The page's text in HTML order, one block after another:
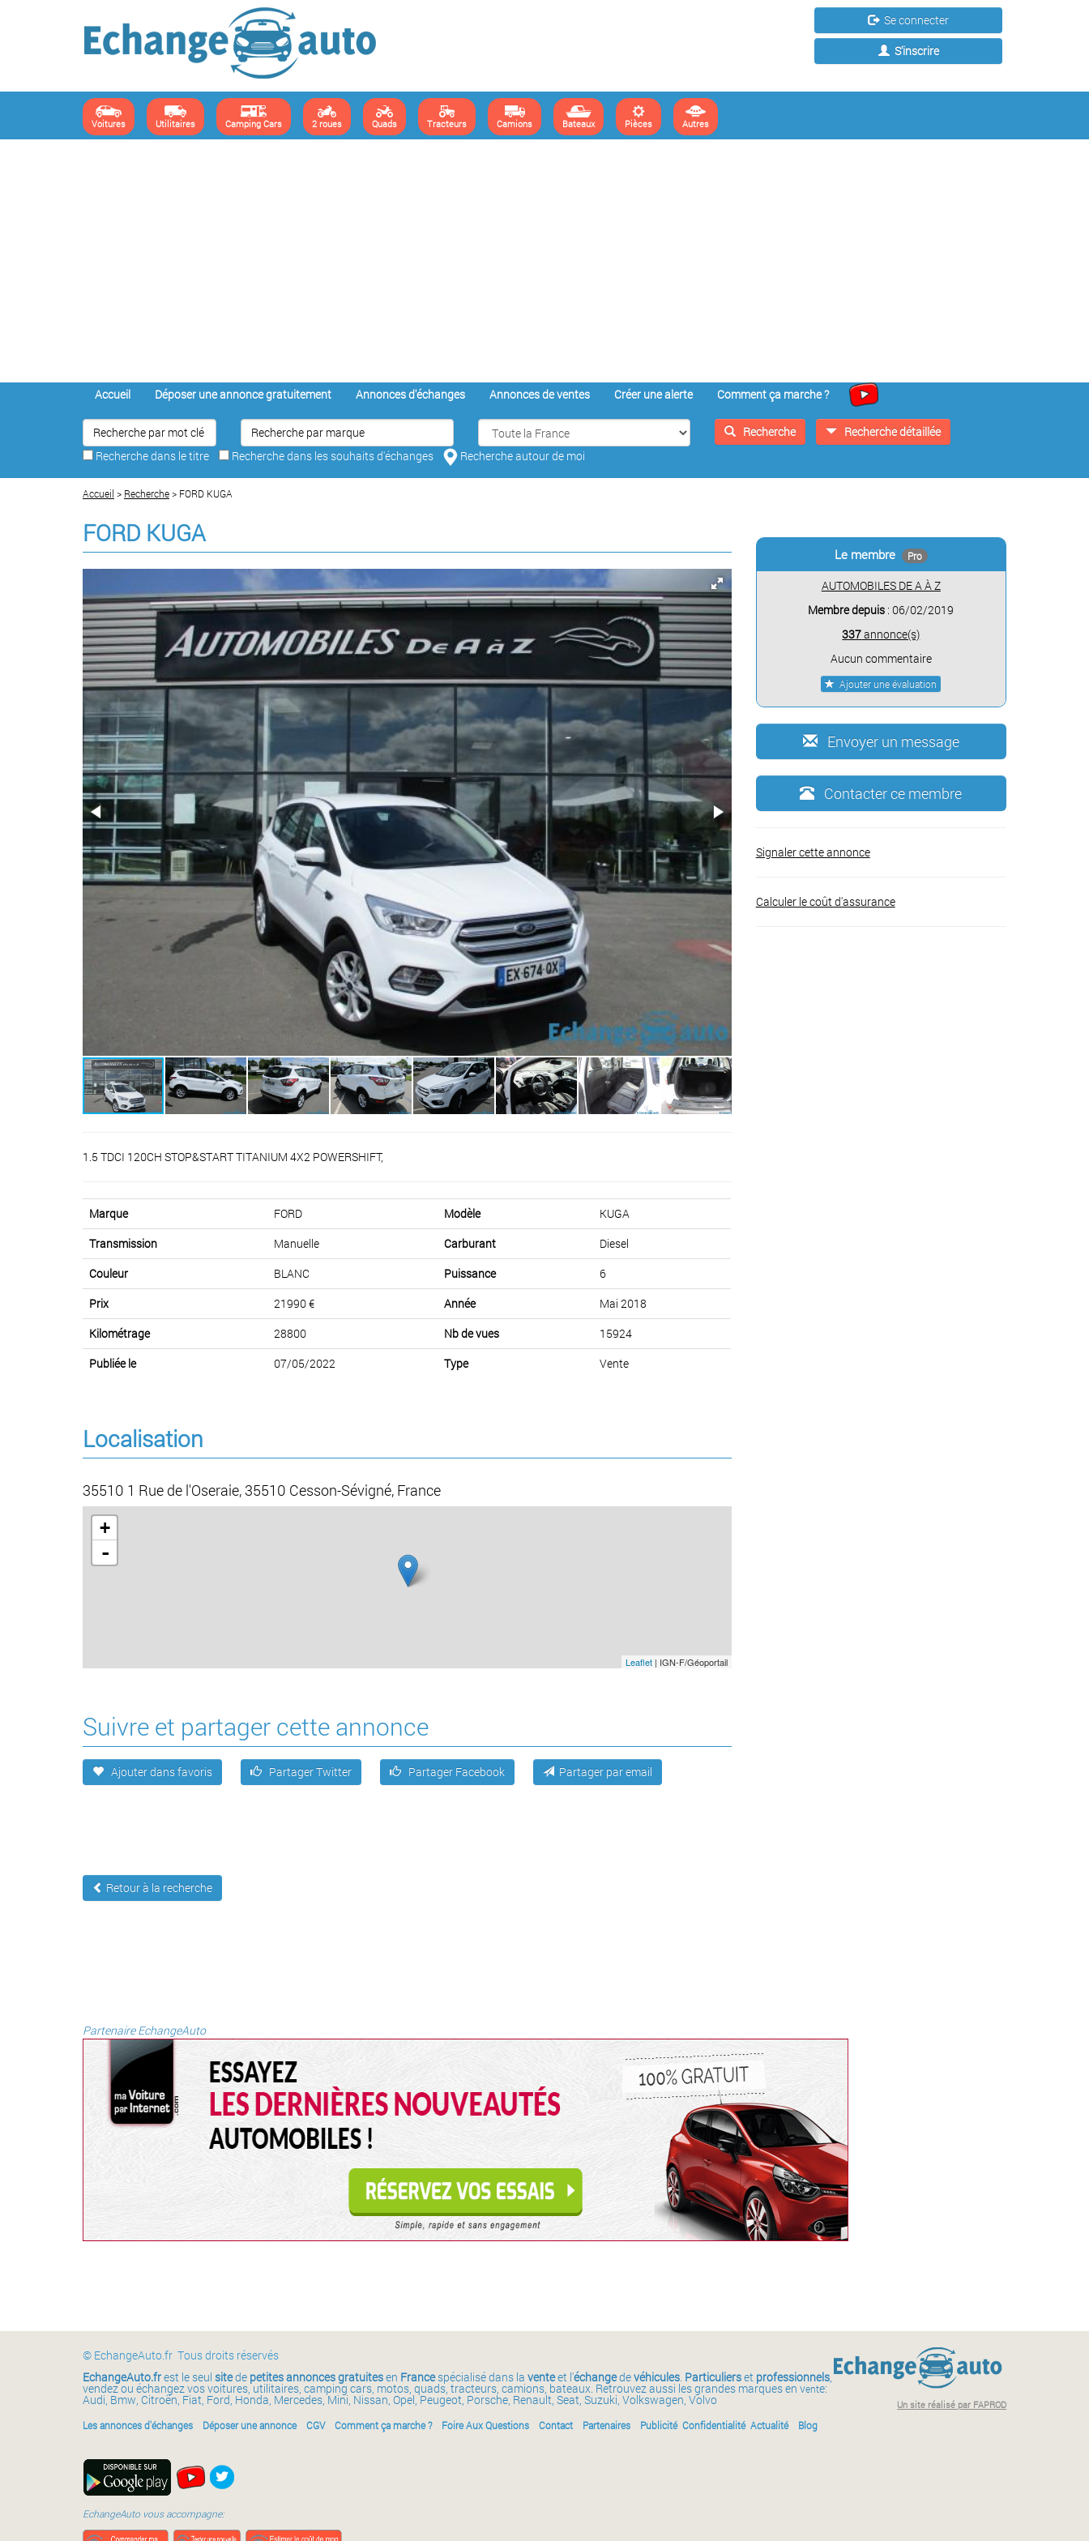
Se connecter
S'inscrire
Voitures Utilitaires Camping Cars 2 roues Quads Tracteurs Camions Bateaux Pièces Autres
Accueil Déposer une annonce gratuitement Annonces d'échanges Annonces de ventes Créer une alerte Comment ça marche ?
Recherche
Recherche détaillée
Recherche dans le titre
Recherche dans les souhaits d'échanges Recherche autour de moi
Accueil > Recherche> FORD KUGA
FORD KUGA
1.5 TDCI 120CH STOP&START TITANIUM 4X2 POWERSHIFT,
Marque FORD Modèle
KUGA
Transmission
Manuelle Carburant
Diesel
Couleur
BLANC Puissance
6
Prix
21990 € Année
Mai 2018
Kilométrage
28800 Nb de vues
15924
Publiée le
07/05/2022 Type Vente
Localisation
35510 1 Rue de l'Oseraie, 35510 Cesson-Sévigné, France
+
-
Leaflet| IGN-F/Géoportail
Suivre et partager cette annonce
Ajouter dans favoris Partager Twitter Partager Facebook Partager par email
Le membre Pro
AUTOMOBILES DE A À Z
Membre depuis : 06/02/2019
337annonce(s)
Aucun commentaire
Ajouter une évaluation
Envoyer un message
Contacter ce membre
Signaler cette annonce
Calculer le coût d'assurance
Retour à la recherche
Partenaire EchangeAuto
© EchangeAuto.fr Tous droits réservés
EchangeAuto.frest le seul sitede petites annonces gratuitesen Francespécialisé dans la venteet l'échangedevéhicules. Particulierset professionnels,
vendez ou échangez vos voitures, utilitaires, camping cars, motos, quads, tracteurs, camions, bateaux. Retrouvez aussi les grandes marques en vente:
Audi, Bmw, Citroën, Fiat, Ford, Honda, Mercedes, Mini, Nissan, Opel, Peugeot, Porsche, Renault, Seat, Suzuki, Volkswagen, Volvo
Les annonces d'échanges Déposer une annonce CGV Comment ça marche ? Foire Aux Questions Contact Partenaires Publicité Confidentialité Actualité Blog
EchangeAuto vous accompagne:
Un site réalisé par FAPROD